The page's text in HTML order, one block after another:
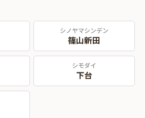
シノヤマシンデン
篠山新田
シモダイ
下台